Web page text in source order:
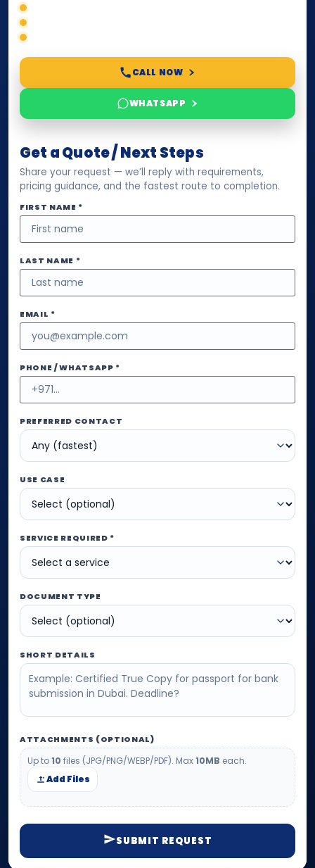
Correct service selection
Accepted formats
Fast support
CALL NOW
WHATSAPP
Get a Quote / Next Steps
Share your request — we’ll reply with requirements,
pricing guidance, and the fastest route to completion.
FIRST NAME *
LAST NAME *
EMAIL *
PHONE / WHATSAPP *
PREFERRED CONTACT
USE CASE
SERVICE REQUIRED *
DOCUMENT TYPE
SHORT DETAILS
ATTACHMENTS (OPTIONAL)
Up to10 files (JPG/PNG/WEBP/PDF). Max10MB each.
Add Files
SUBMIT REQUEST